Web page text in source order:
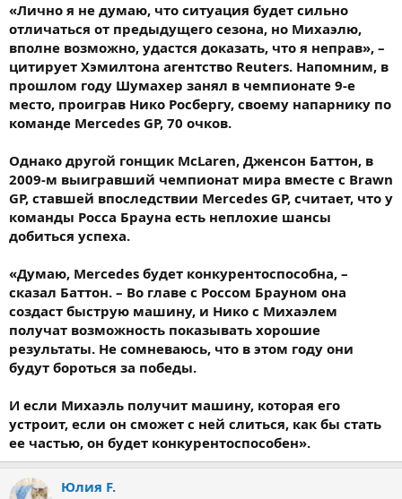
«Лично я не думаю, что ситуация будет сильно
отличаться от предыдущего сезона, но Михаэлю,
вполне возможно, удастся доказать, что я неправ», –
цитирует Хэмилтона агентство Reuters. Напомним, в
прошлом году Шумахер занял в чемпионате 9-е
место, проиграв Нико Росбергу, своему напарнику по
команде Mercedes GP, 70 очков.
Однако другой гонщик McLaren, Дженсон Баттон, в
2009-м выигравший чемпионат мира вместе с Brawn
GP, ставшей впоследствии Mercedes GP, считает, что у
команды Росса Брауна есть неплохие шансы
добиться успеха.
«Думаю, Mercedes будет конкурентоспособна, –
сказал Баттон. – Во главе с Россом Брауном она
создаст быструю машину, и Нико с Михаэлем
получат возможность показывать хорошие
результаты. Не сомневаюсь, что в этом году они
будут бороться за победы.
И если Михаэль получит машину, которая его
устроит, если он сможет с ней слиться, как бы стать
ее частью, он будет конкурентоспособен».
Юлия F.